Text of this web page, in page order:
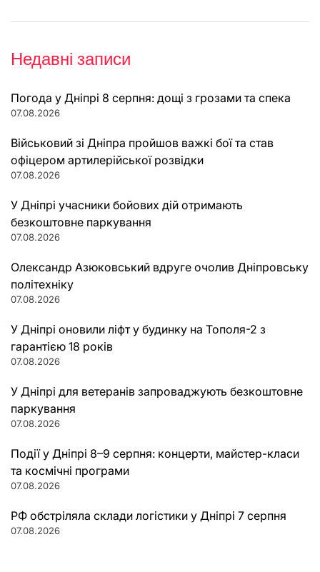
Недавні записи
Погода у Дніпрі 8 серпня: дощі з грозами та спека
07.08.2026
Військовий зі Дніпра пройшов важкі бої та став
офіцером артилерійської розвідки
07.08.2026
У Дніпрі учасники бойових дій отримають
безкоштовне паркування
07.08.2026
Олександр Азюковський вдруге очолив Дніпровську
політехніку
07.08.2026
У Дніпрі оновили ліфт у будинку на Тополя-2 з
гарантією 18 років
07.08.2026
У Дніпрі для ветеранів запроваджують безкоштовне
паркування
07.08.2026
Події у Дніпрі 8–9 серпня: концерти, майстер-класи
та космічні програми
07.08.2026
РФ обстріляла склади логістики у Дніпрі 7 серпня
07.08.2026